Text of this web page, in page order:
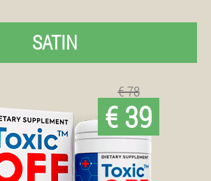
SATIN
€ 78
€ 39